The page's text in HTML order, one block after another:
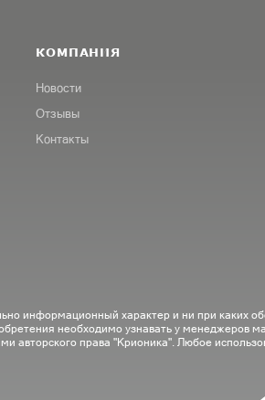
КОМПАНИЯ
Новости
Отзывы
Контакты
информационный характер и ни при каких
необходимо узнавать у менеджеров
авторского права "Крионика". Любое